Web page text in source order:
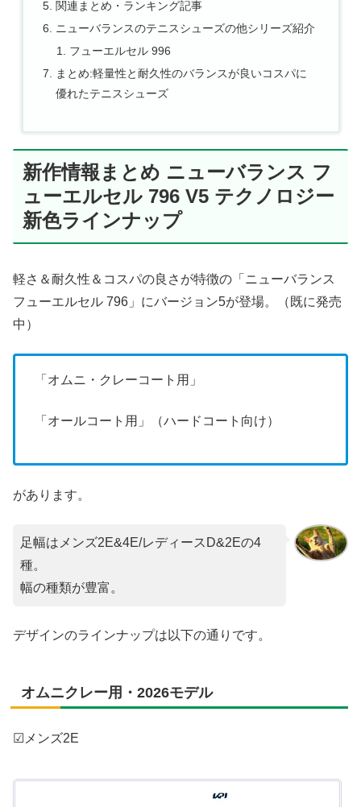
関連まとめ・ランキング記事
ニューバランスのテニスシューズの他シリーズ紹介
フューエルセル 996
まとめ:軽量性と耐久性のバランスが良いコスパに
優れたテニスシューズ
新作情報まとめ ニューバランス フ
ューエルセル 796 V5 テクノロジー
新色ラインナップ
軽さ＆耐久性＆コスパの良さが特徴の「ニューバランス
フューエルセル 796」にバージョン5が登場。（既に発売
中）
「オムニ・クレーコート用」
「オールコート用」（ハードコート向け）
があります。
足幅はメンズ2E&4E/レディースD&2Eの4
種。
幅の種類が豊富。
デザインのラインナップは以下の通りです。
オムニクレー用・2026モデル
☑メンズ2E